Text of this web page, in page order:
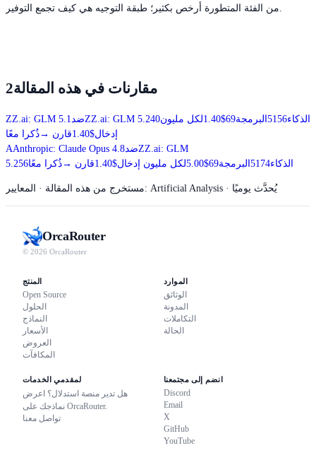
من الفئة المتطورة أرخص بكثير؛ طبقة التوجيه هي كيف تجمع التوفير.
مقارنات في هذه المقالة2
ZZ.ai: GLM 5.1ضدZZ.ai: GLM 5.240 الذكاء 5156 البرمجة69
$1.40
لكل مليون
إدخال$1.40 قارن →ذُكرا معًا
AAnthropic: Claude Opus 4.8ضدZZ.ai: GLM
5.256 الذكاء 5174 البرمجة69
$5.00 لكل مليون إدخال$1.40 قارن →ذُكرا معًا
مستخرج من هذه المقالة · المعايير: Artificial Analysis · يُحدَّث يوميًا
OrcaRouter
© 2026 OrcaRouter
المنتج
Open Source
الحلول
النماذج
الأسعار
العروض
المكافآت
الموارد
الوثائق
المدونة
التكاملات
الحالة
لمقدمي الخدمات
هل تدير منصة استدلال؟ اعرض
نماذجك على OrcaRouter.
تواصل معنا
انضم إلى مجتمعنا
Discord
Email
X
GitHub
YouTube